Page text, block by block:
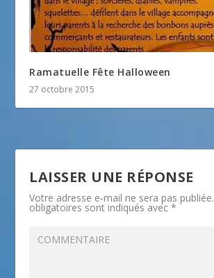
Ramatuelle Fête Halloween
27 octobre 2015
LAISSER UNE RÉPONSE
Votre adresse e-mail ne sera pas publiée.
obligatoires sont indiqués avec*